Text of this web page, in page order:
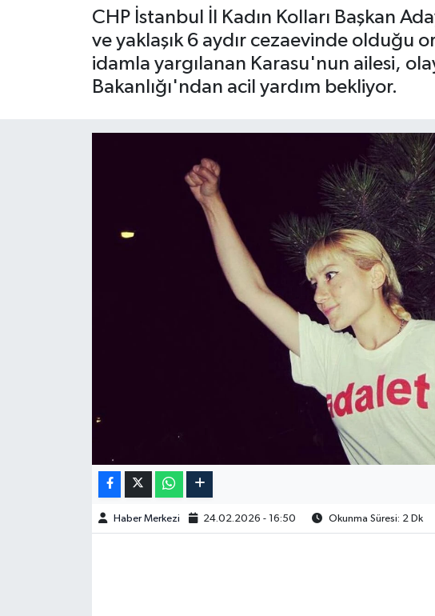
CHP İstanbul İl Kadın Kolları Başkan
ve yaklaşık 6 aydır cezaevinde olduğu
idamla yargılanan Karasu'nun ailesi,
Bakanlığı'ndan acil yardım bekliyor.
Haber Merkezi 24.02.2026 - 16:50 Okunma Süresi: 2 Dk